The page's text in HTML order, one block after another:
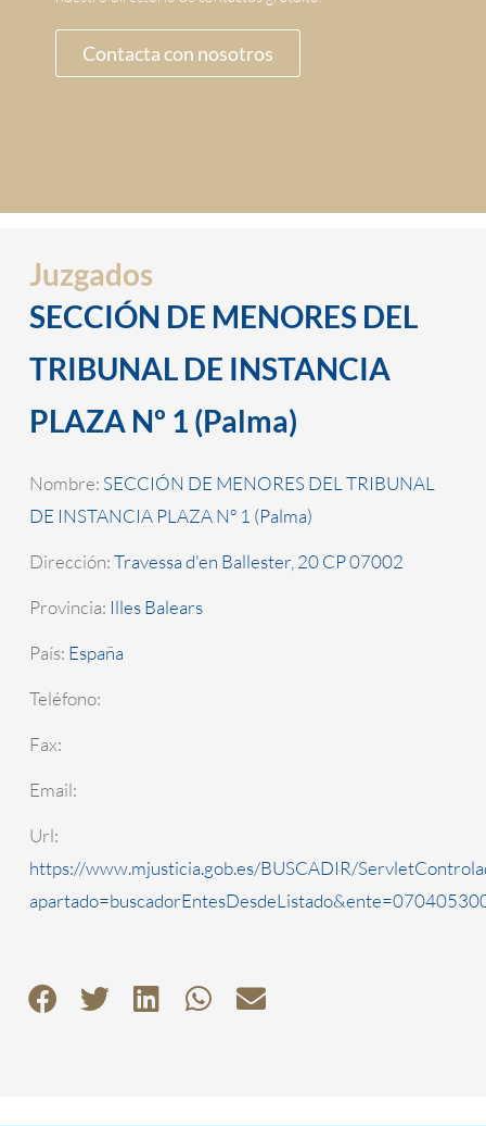
Contacta con nosotros
Juzgados
SECCIÓN DE MENORES DEL
TRIBUNAL DE INSTANCIA
PLAZA Nº 1 (Palma)
Nombre: SECCIÓN DE MENORES DEL TRIBUNAL
DE INSTANCIA PLAZA Nº 1 (Palma)
Dirección:Travessa d'en Ballester, 20 CP 07002
Provincia: Illes Balears
País: España
Teléfono:
Fax:
Email:
Url:
https://www.mjusticia.gob.es/BUSCADIR/